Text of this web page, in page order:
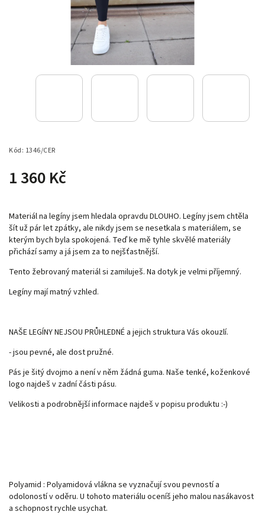
Kód: 1346/CER
1 360 Kč
Materiál na legíny jsem hledala opravdu DLOUHO. Legíny jsem chtěla
šít už pár let zpátky, ale nikdy jsem se nesetkala s materiálem, se
kterým bych byla spokojená. Teď ke mě tyhle skvělé materiály
přichází samy a já jsem za to nejšťastnější.
Tento žebrovaný materiál si zamiluješ. Na dotyk je velmi příjemný.
Legíny mají matný vzhled.
NAŠE LEGÍNY NEJSOU PRŮHLEDNÉ a jejich struktura Vás okouzlí.
- jsou pevné, ale dost pružné.
Pás je šitý dvojmo a není v něm žádná guma. Naše tenké, koženkové
logo najdeš v zadní části pásu.
Velikosti a podrobnější informace najdeš v popisu produktu :-)
Polyamid : Polyamidová vlákna se vyznačují svou pevností a
odoloností v oděru. U tohoto materiálu oceníš jeho malou nasákavost
a schopnost rychle usychat.